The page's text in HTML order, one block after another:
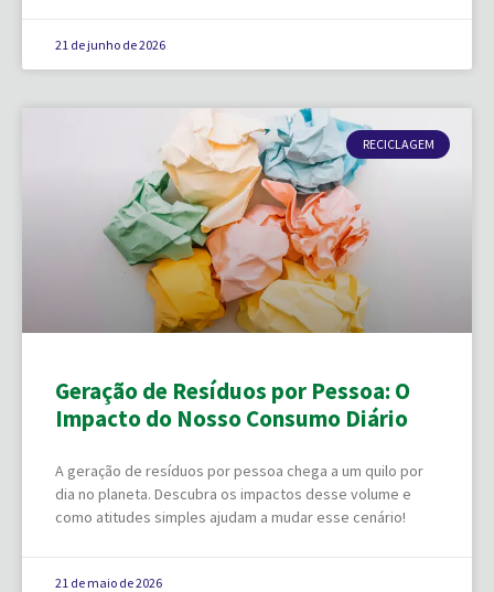
21 de junho de 2026
RECICLAGEM
Geração de Resíduos por Pessoa: O
Impacto do Nosso Consumo Diário
A geração de resíduos por pessoa chega a um quilo por
dia no planeta. Descubra os impactos desse volume e
como atitudes simples ajudam a mudar esse cenário!
21 de maio de 2026